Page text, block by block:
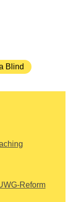
Blind
Reform